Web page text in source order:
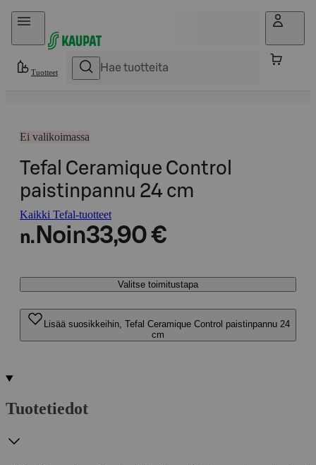
Hyppää sisältöön
Tuotteet
Ei valikoimassa
Tefal Ceramique Control
paistinpannu 24 cm
Kaikki Tefal-tuotteet
n. Noin33,90 €
Valitse toimitustapa
Lisää suosikkeihin, Tefal Ceramique Control paistinpannu 24
cm
Tuotetiedot